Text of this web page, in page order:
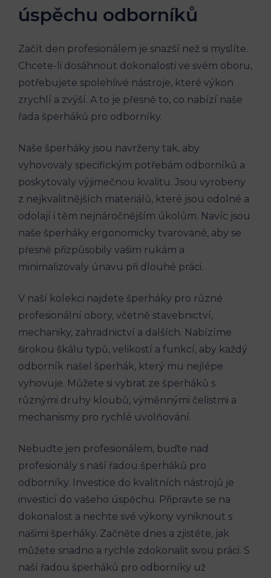
úspěchu odborníků
Začít den profesionálem je snazší než si myslíte.
Chcete-li dosáhnout dokonalosti ve svém oboru,
potřebujete spolehlivé nástroje, které výkon
zrychlí a zvýší. A to je přesně to, co nabízí naše
řada šperháků pro odborníky.
Naše šperháky jsou navrženy tak, aby
vyhovovaly specifickým potřebám odborníků a
poskytovaly výjimečnou kvalitu. Jsou vyrobeny
z nejkvalitnějších materiálů, které jsou odolné a
odolají i těm nejnáročnějším úkolům. Navíc jsou
naše šperháky ergonomicky tvarované, aby se
přesně přizpůsobily vašim rukám a
minimalizovaly únavu při dlouhé práci.
V naší kolekci najdete šperháky pro různé
profesionální obory, včetně stavebnictví,
mechaniky, zahradnictví a dalších. Nabízíme
širokou škálu typů, velikostí a funkcí, aby každý
odborník našel šperhák, který mu nejlépe
vyhovuje. Můžete si vybrat ze šperháků s
různými druhy kloubů, výměnnými čelistmi a
mechanismy pro rychlé uvolňování.
Nebuďte jen profesionálem, buďte nad
profesionály s naší řadou šperháků pro
odborníky. Investice do kvalitních nástrojů je
investicí do vašeho úspěchu. Připravte se na
dokonalost a nechte své výkony vyniknout s
našimi šperháky. Začněte dnes a zjistěte, jak
můžete snadno a rychle zdokonalit svou práci. S
naší řadou šperháků pro odborníky už